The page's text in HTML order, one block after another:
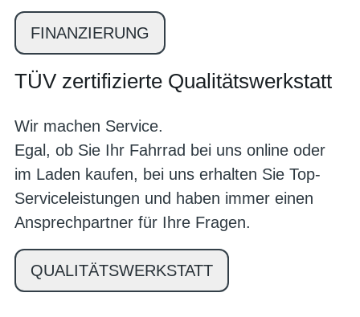
FINANZIERUNG
TÜV zertifizierte Qualitätswerkstatt
Wir machen Service.
Egal, ob Sie Ihr Fahrrad bei uns online oder
im Laden kaufen, bei uns erhalten Sie Top-
Serviceleistungen und haben immer einen
Ansprechpartner für Ihre Fragen.
QUALITÄTSWERKSTATT